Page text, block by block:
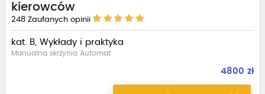
kierowców
248 Zaufanych opinii
kat. B, Wykłady i praktyka
Manualna skrzynia Automat
4800 zł